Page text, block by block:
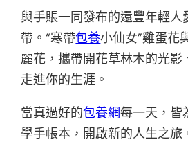
與手賬一同發布的還豐年輕人
帶。“寒帶包養小仙女”雞蛋花
麗花，攜帶開花草林木的光影
走進你的生涯。
當真過好的包養網每一天，皆
學手帳本，開啟新的人生之旅